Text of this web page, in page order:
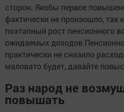
сторон. Якобы первое
фактически не произошло, так
поэтапный рост пенсионного
ожидаемых доходов
практически не снизило
маловато будет, давайте
Раз народ не
повышать